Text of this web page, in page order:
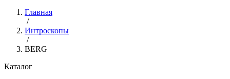
Главная
/
Интроскопы
/
BERG
Каталог